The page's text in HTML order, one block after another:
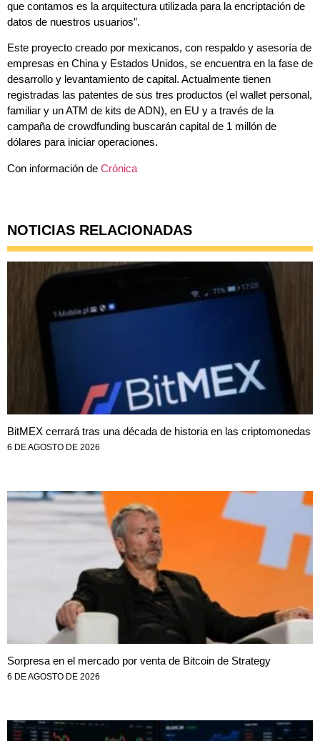
que contamos es la arquitectura utilizada para la encriptación de
datos de nuestros usuarios”.
Este proyecto creado por mexicanos, con respaldo y asesoría de
empresas en China y Estados Unidos, se encuentra en la fase de
desarrollo y levantamiento de capital. Actualmente tienen
registradas las patentes de sus tres productos (el wallet personal,
familiar y un ATM de kits de ADN), en EU y a través de la
campaña de crowdfunding buscarán capital de 1 millón de
dólares para iniciar operaciones.
Con información de Crónica
NOTICIAS RELACIONADAS
BitMEX cerrará tras una década de historia en las criptomonedas
6 DE AGOSTO DE 2026
Sorpresa en el mercado por venta de Bitcoin de Strategy
6 DE AGOSTO DE 2026